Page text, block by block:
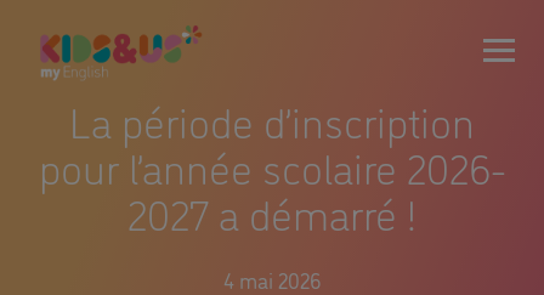
La période d’inscription
pour l’année scolaire 2026-
2027 a démarré !
4 mai 2026